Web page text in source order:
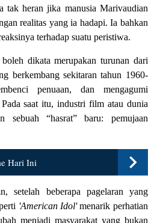
tak heran jika manusia Marivaudian
realitas yang ia hadapi. Ia bahkan
terhadap suatu peristiwa.
dikata merupakan turunan dari
berkembang sekitaran tahun 1960-
penuaan, dan mengagumi
saat itu, industri film atau dunia
sebuah “hasrat” baru: pemujaan
Hari Ini
setelah beberapa pagelaran yang
'American Idol'menarik perhatian
menjadi masyarakat yang bukan